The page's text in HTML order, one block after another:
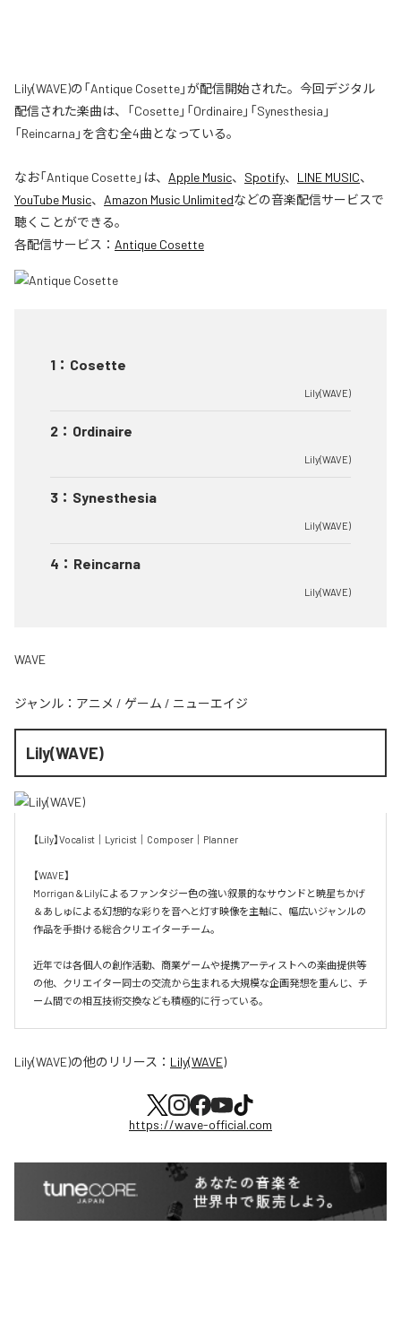
Lily(WAVE)の「Antique Cosette」が配信開始された。今回デジタル
配信された楽曲は、「Cosette」「Ordinaire」「Synesthesia」
「Reincarna」を含む全4曲となっている。
なお「Antique Cosette」は、 Apple Music、 Spotify、 LINE MUSIC、
YouTube Music、 Amazon Music Unlimitedなどの音楽配信サービスで
聴くことができる。
各配信サービス： Antique Cosette
1 ： Cosette
Lily(WAVE)
2 ： Ordinaire
Lily(WAVE)
3 ： Synesthesia
Lily(WAVE)
4 ： Reincarna
Lily(WAVE)
WAVE
ジャンル： アニメ / ゲーム / ニューエイジ
Lily(WAVE)
【Lily】Vocalist｜Lyricist｜Composer｜Planner
【WAVE】
Morrigan＆Lilyによるファンタジー色の強い叙景的なサウンドと暁星ちかげ
＆あしゅによる幻想的な彩りを音へと灯す映像を主軸に、幅広いジャンルの
作品を手掛ける総合クリエイターチーム。
近年では各個人の創作活動、商業ゲームや提携アーティストへの楽曲提供等
の他、クリエイター同士の交流から生まれる大規模な企画発想を重んじ、チ
ーム間での相互技術交換なども積極的に行っている。
Lily(WAVE)の他のリリース： Lily(WAVE)
https://wave-official.com